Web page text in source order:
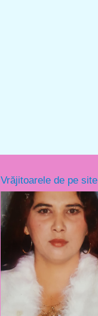
Vrăjitoarele de pe site